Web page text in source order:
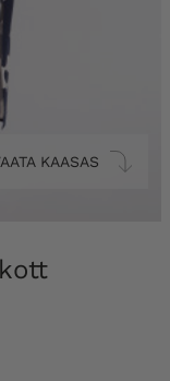
KAASAS